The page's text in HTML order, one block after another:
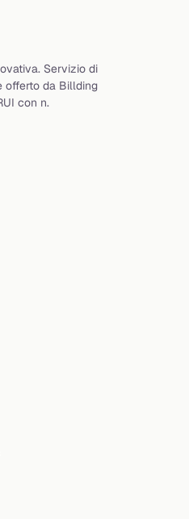
Servizio di
offerto da Billding
con n.